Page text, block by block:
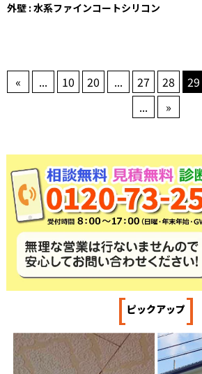
外壁 : 水系ファインコートシリコン
« ... 10 20 ... 27 28 29
...
»
[ピックアップ]